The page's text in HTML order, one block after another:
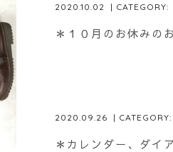
2020.10.02 | CATEGORY:
＊１０月のお休みの
2020.09.26 | CATEGORY:
＊カレンダー、ダイ